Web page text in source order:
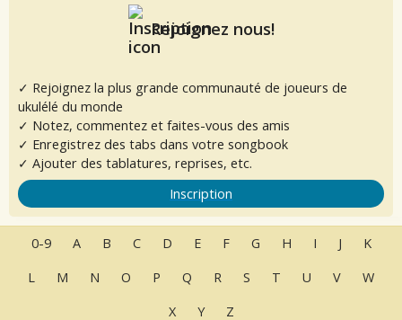
Rejoignez nous!
✓ Rejoignez la plus grande communauté de joueurs de
ukulélé du monde
✓ Notez, commentez et faites-vous des amis
✓ Enregistrez des tabs dans votre songbook
✓ Ajouter des tablatures, reprises, etc.
Inscription
0-9 A B C D E F G H I J
K
L
M N O P Q R S T U V
W
X
Y Z